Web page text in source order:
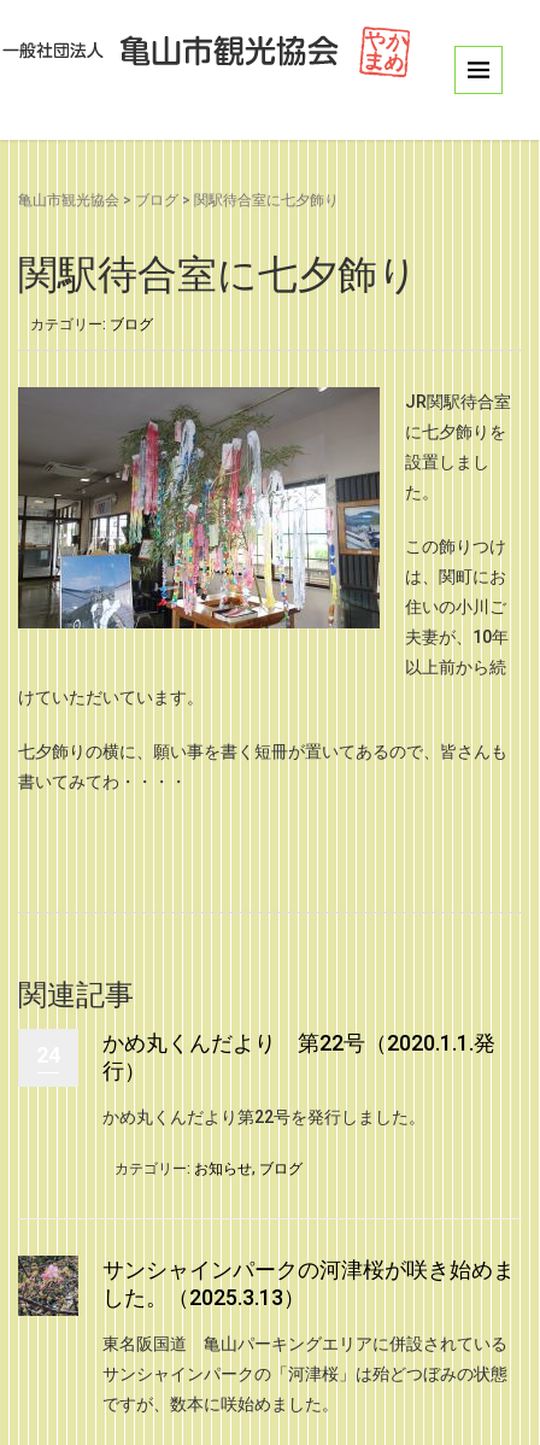
亀山市観光協会 > ブログ > 関駅待合室に七夕飾り
関駅待合室に七夕飾り
カテゴリー: ブログ
JR関駅待合室
に七夕飾りを
設置しまし
た。
この飾りつけ
は、関町にお
住いの小川ご
夫妻が、10年
以上前から続
けていただいています。
七夕飾りの横に、願い事を書く短冊が置いてあるので、皆さんも
書いてみてわ・・・・
関連記事
かめ丸くんだより 第22号（2020.1.1.発
行）
かめ丸くんだより第22号を発行しました。
カテゴリー: お知らせ, ブログ
サンシャインパークの河津桜が咲き始めま
した。（2025.3.13）
東名阪国道 亀山パーキングエリアに併設されている
サンシャインパークの「河津桜」は殆どつぼみの状態
ですが、数本に咲始めました。